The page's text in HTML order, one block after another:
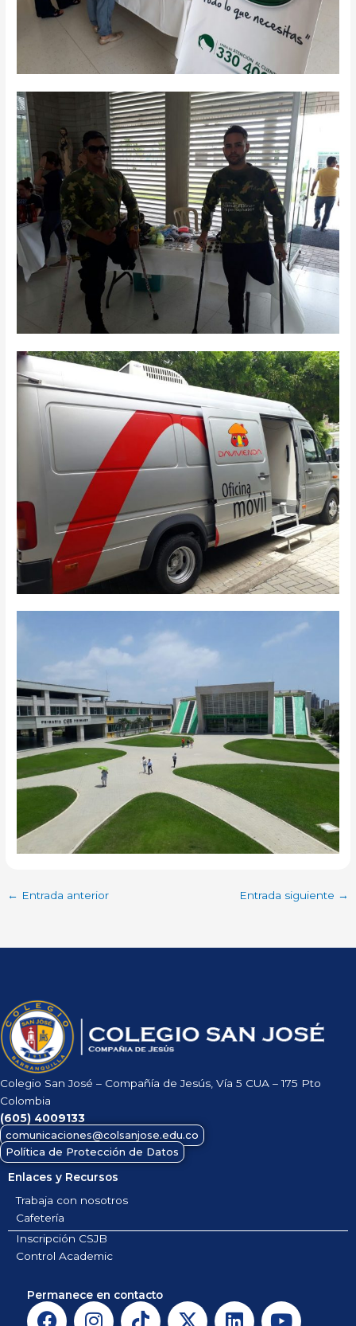
← Entrada anterior Entrada siguiente →
Colegio San José – Compañía de Jesús, Vía 5 CUA – 175 Pto
Colombia
(605) 4009133
comunicaciones@colsanjose.edu.co
Política de Protección de Datos
Enlaces y Recursos
Trabaja con nosotros
Cafetería
Inscripción CSJB
Control Academic
Permanece en contacto
F
I
T
X
L
Y